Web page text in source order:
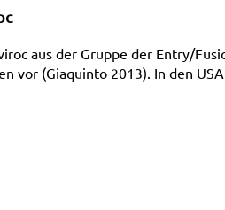
aus der Gruppe der Entry/
vor (Giaquinto 2013). In den